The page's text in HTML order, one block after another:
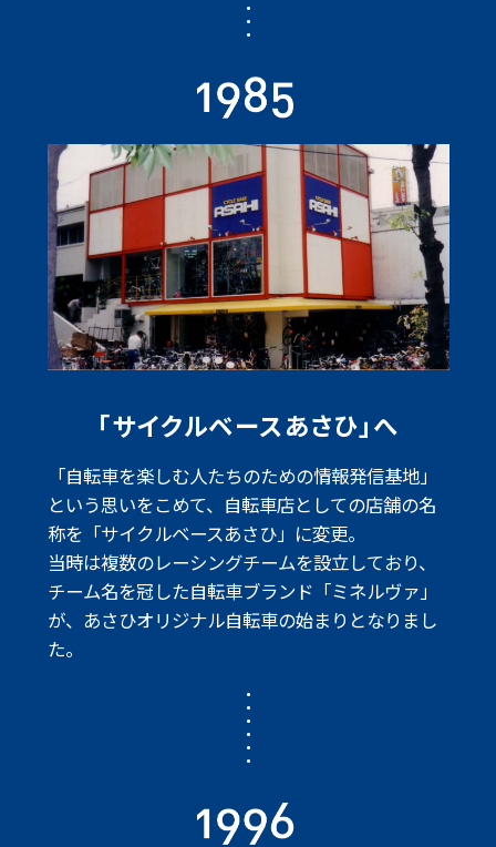
「サイクルベースあさひ」へ
「自転車を楽しむ人たちのための情報発信基地」
という思いをこめて、 自転車店としての店舗の名
称を「サイクルベースあさひ」に変更。
当時は複数のレーシングチームを設立しており、
チーム名を冠した自転車ブランド「ミネルヴァ」
が、あさひオリジナル自転車の始まりとなりまし
た。